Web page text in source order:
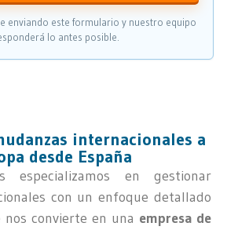
enviando este formulario y nuestro equipo
lo antes posible.
internacionales a
desde España
especializamos en gestionar
con un enfoque detallado
convierte en una empresa de